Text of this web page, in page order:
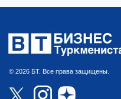
© 2026 БТ. Все права защищены.